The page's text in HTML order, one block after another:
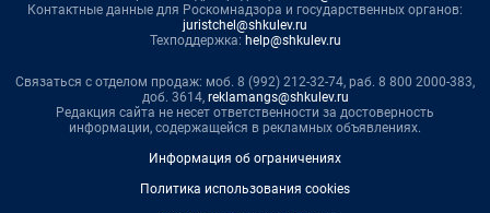
Контактные данные для Роскомнадзора и государственных органов:
juristchel@shkulev.ru
Техподдержка: help@shkulev.ru
Связаться с отделом продаж: моб. 8 (992) 212-32-74, раб. 8 800 2000-383,
доб. 3614, reklamangs@shkulev.ru
Редакция сайта не несет ответственности за достоверность
информации, содержащейся в рекламных объявлениях.
Информация об ограничениях
Политика использования cookies